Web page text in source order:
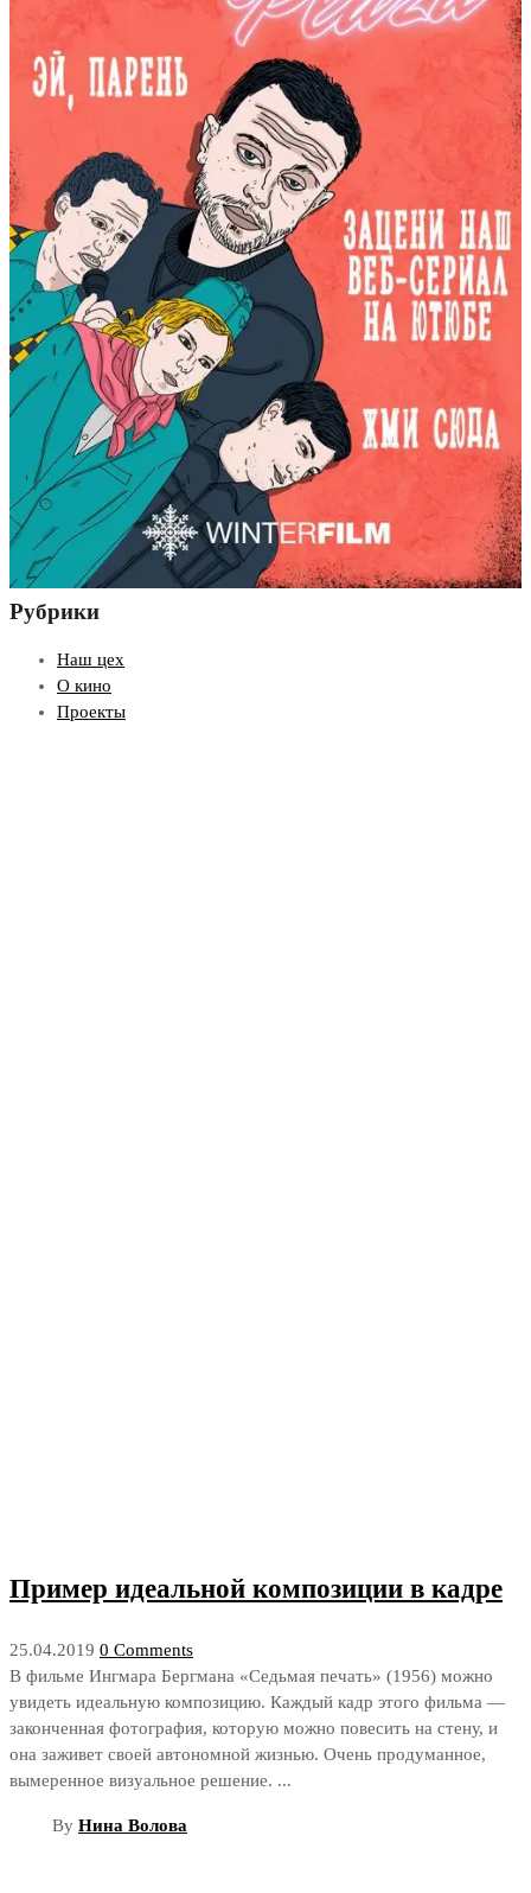
Рубрики
Наш цех
О кино
Проекты
Пример идеальной композиции в кадре
25.04.2019 0 Comments
В фильме Ингмара Бергмана «Седьмая печать» (1956) можно
увидеть идеальную композицию. Каждый кадр этого фильма —
законченная фотография, которую можно повесить на стену, и
она заживет своей автономной жизнью. Очень продуманное,
вымеренное визуальное решение. ...
By Нина Волова